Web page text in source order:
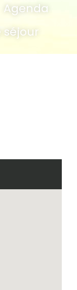
Agenda
séjour